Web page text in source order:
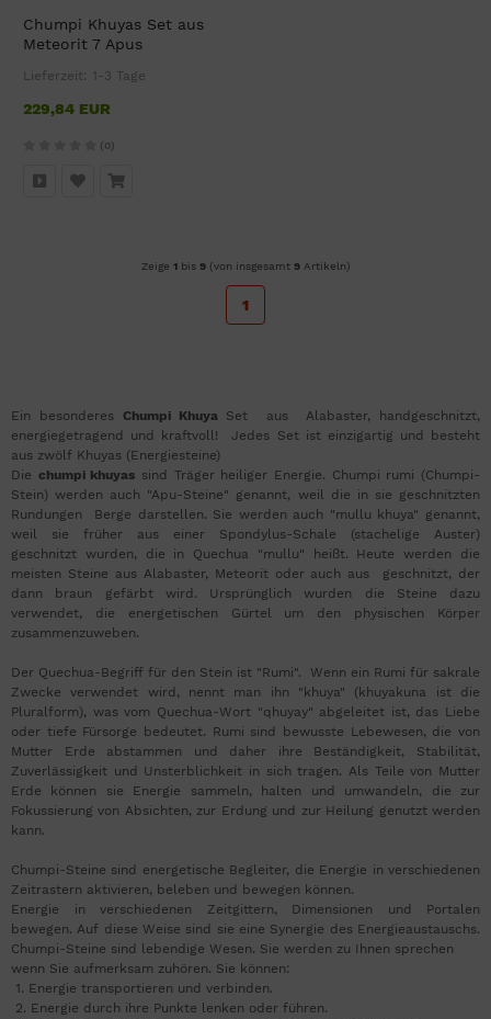
Chumpi Khuyas Set aus
Meteorit 7 Apus
Lieferzeit: 1-3 Tage
229,84 EUR
(0)
Zeige 1bis 9(von insgesamt 9Artikeln)
1
Ein besonderes Chumpi Khuya Set aus Alabaster, handgeschnitzt,
energiegetragend und kraftvoll! Jedes Set ist einzigartig und besteht
aus zwölf Khuyas (Energiesteine)
Die chumpi khuyas sind Träger heiliger Energie. Chumpi rumi (Chumpi-
Stein) werden auch "Apu-Steine" genannt, weil die in sie geschnitzten
Rundungen Berge darstellen. Sie werden auch "mullu khuya" genannt,
weil sie früher aus einer Spondylus-Schale (stachelige Auster)
geschnitzt wurden, die in Quechua "mullu" heißt. Heute werden die
meisten Steine aus Alabaster, Meteorit oder auch aus geschnitzt, der
dann braun gefärbt wird. Ursprünglich wurden die Steine dazu
verwendet, die energetischen Gürtel um den physischen Körper
zusammenzuweben.
Der Quechua-Begriff für den Stein ist "Rumi". Wenn ein Rumi für sakrale
Zwecke verwendet wird, nennt man ihn "khuya" (khuyakuna ist die
Pluralform), was vom Quechua-Wort "qhuyay" abgeleitet ist, das Liebe
oder tiefe Fürsorge bedeutet. Rumi sind bewusste Lebewesen, die von
Mutter Erde abstammen und daher ihre Beständigkeit, Stabilität,
Zuverlässigkeit und Unsterblichkeit in sich tragen. Als Teile von Mutter
Erde können sie Energie sammeln, halten und umwandeln, die zur
Fokussierung von Absichten, zur Erdung und zur Heilung genutzt werden
kann.
Chumpi-Steine sind energetische Begleiter, die Energie in verschiedenen
Zeitrastern aktivieren, beleben und bewegen können.
Energie in verschiedenen Zeitgittern, Dimensionen und Portalen
bewegen. Auf diese Weise sind sie eine Synergie des Energieaustauschs.
Chumpi-Steine sind lebendige Wesen. Sie werden zu Ihnen sprechen
wenn Sie aufmerksam zuhören. Sie können:
1. Energie transportieren und verbinden.
2. Energie durch ihre Punkte lenken oder führen.